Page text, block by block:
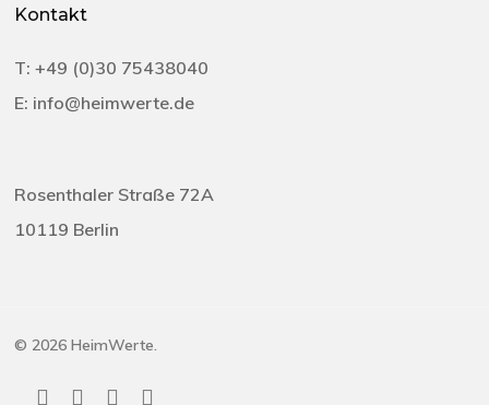
Kontakt
T:+49 (0)30 75438040‬
E: info@heimwerte.de
Rosenthaler Straße 72A
10119 Berlin
© 2026 HeimWerte.
twitterfacebooklinkedininstagram
email